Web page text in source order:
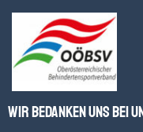
Wir bedanken uns bei